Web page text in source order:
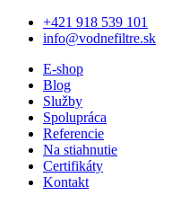
+421 918 539 101
info@vodnefiltre.sk
E-shop
Blog
Služby
Spolupráca
Referencie
Na stiahnutie
Certifikáty
Kontakt